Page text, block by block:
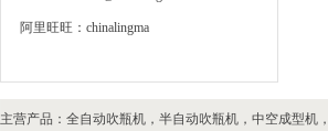
阿里旺旺：chinalingma
主营产品： 全自动吹瓶机 ， 半自动吹瓶机 ， 中空成型机 ，